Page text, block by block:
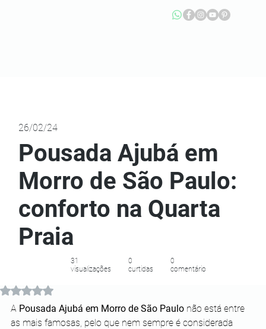
Avaliado com NaN de 5 estrelas.
A Pousada Ajubá em Morro de São Paulo não está entre
as mais famosas, pelo que nem sempre é considerada
31
visualizações
0
curtidas
0
comentário
Pousada Ajubá em
Morro de São Paulo:
conforto na Quarta
Praia
26/02/24